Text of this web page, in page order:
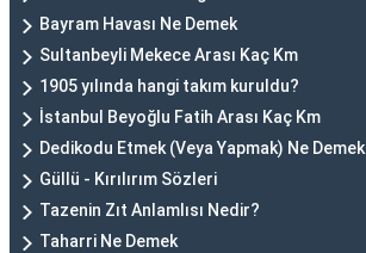
Bayram Havası Ne Demek
Sultanbeyli Mekece Arası Kaç Km
1905 yılında hangi takım kuruldu?
İstanbul Beyoğlu Fatih Arası Kaç Km
Dedikodu Etmek (Veya Yapmak) Ne Demek
Güllü - Kırılırım Sözleri
Tazenin Zıt Anlamlısı Nedir?
Taharri Ne Demek